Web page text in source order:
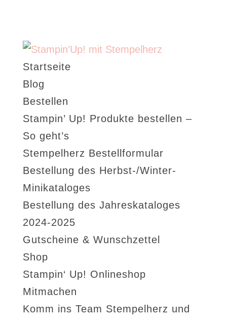
Startseite
Blog
Bestellen
Stampin’ Up! Produkte bestellen –
So geht’s
Stempelherz Bestellformular
Bestellung des Herbst-/Winter-
Minikataloges
Bestellung des Jahreskataloges
2024-2025
Gutscheine & Wunschzettel
Shop
Stampin‘ Up! Onlineshop
Mitmachen
Komm ins Team Stempelherz und